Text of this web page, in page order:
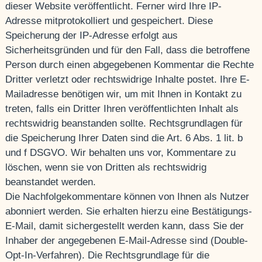
dieser Website veröffentlicht. Ferner wird Ihre IP-
Adresse mitprotokolliert und gespeichert. Diese
Speicherung der IP-Adresse erfolgt aus
Sicherheitsgründen und für den Fall, dass die betroffene
Person durch einen abgegebenen Kommentar die Rechte
Dritter verletzt oder rechtswidrige Inhalte postet. Ihre E-
Mailadresse benötigen wir, um mit Ihnen in Kontakt zu
treten, falls ein Dritter Ihren veröffentlichten Inhalt als
rechtswidrig beanstanden sollte. Rechtsgrundlagen für
die Speicherung Ihrer Daten sind die Art. 6 Abs. 1 lit. b
und f DSGVO. Wir behalten uns vor, Kommentare zu
löschen, wenn sie von Dritten als rechtswidrig
beanstandet werden.
Die Nachfolgekommentare können von Ihnen als Nutzer
abonniert werden. Sie erhalten hierzu eine Bestätigungs-
E-Mail, damit sichergestellt werden kann, dass Sie der
Inhaber der angegebenen E-Mail-Adresse sind (Double-
Opt-In-Verfahren). Die Rechtsgrundlage für die